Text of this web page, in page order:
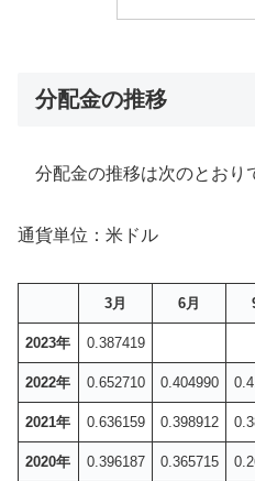
分配金の推移
分配金の推移は次のとおり
通貨単位：米ドル
3月 6月
2023年 0.387419
2022年 0.652710 0.404990
2021年 0.636159 0.398912
2020年 0.396187 0.365715